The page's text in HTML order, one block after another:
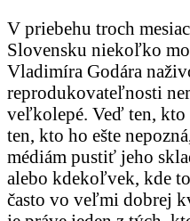
V priebehu troch
Slovensku niekoľko
Vladimíra Godára
reprodukovateľnosti
veľkolepé. Veď ten, kto
ten, kto ho ešte
médiám pustiť jeho
alebo kdekoľvek, kde
často vo veľmi dobrej